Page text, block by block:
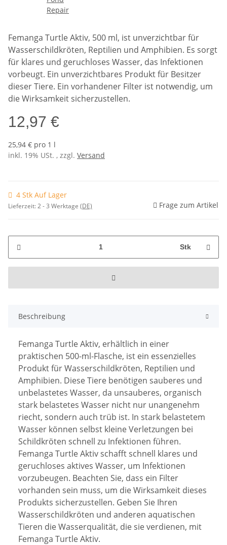
Femanga Turtle Aktiv, 500 ml, ist unverzichtbar für
Wasserschildkröten, Reptilien und Amphibien. Es sorgt
für klares und geruchloses Wasser, das Infektionen
vorbeugt. Ein unverzichtbares Produkt für Besitzer
dieser Tiere. Ein vorhandener Filter ist notwendig, um
die Wirksamkeit sicherzustellen.
12,97 €
25,94 € pro 1 l
inkl. 19% USt. , zzgl. Versand
4 Stk Auf Lager
Lieferzeit:2 - 3 Werktage (DE) Frage zum Artikel
Stk
Beschreibung
Femanga Turtle Aktiv, erhältlich in einer
praktischen 500-ml-Flasche, ist ein essenzielles
Produkt für Wasserschildkröten, Reptilien und
Amphibien. Diese Tiere benötigen sauberes und
unbelastetes Wasser, da unsauberes, organisch
stark belastetes Wasser nicht nur unangenehm
riecht, sondern auch trüb ist. In stark belastetem
Wasser können selbst kleine Verletzungen bei
Schildkröten schnell zu Infektionen führen.
Femanga Turtle Aktiv schafft schnell klares und
geruchloses aktives Wasser, um Infektionen
vorzubeugen. Beachten Sie, dass ein Filter
vorhanden sein muss, um die Wirksamkeit dieses
Produkts sicherzustellen. Geben Sie Ihren
Wasserschildkröten und anderen aquatischen
Tieren die Wasserqualität, die sie verdienen, mit
Femanga Turtle Aktiv.